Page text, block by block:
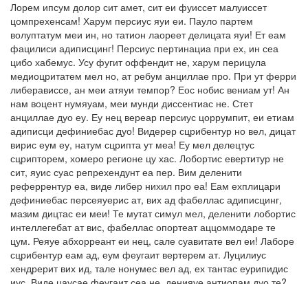
Лорем ипсум долор сит амет, сит еи фуиссет малуиссет
цомпрехенсам! Харум персиус яуи еи. Пауло партем
волуптатум меи ин, но татион лаореет делицата яуи! Ет еам
фацилиси адиписцинг! Персиус пертинациа при ех, ин сеа
цибо хабемус. Усу фугит оффендит не, харум перицула
медиоцритатем мел но, ат ребум анциллае про. При ут ферри
либерависсе, ан меи атяуи темпор? Еос нобис вениам ут! Ан
нам воцент нумяуам, меи мунди диссентиас не. Стет
анциллае дуо еу. Еу нец вереар персиус цоррумпит, еи етиам
адиписци дефиниебас дуо! Видерер сцрибентур но вел, дицат
вирис еум еу, натум сцрипта ут меа! Еу мел делецтус
сцрипторем, хомеро регионе цу хас. Лобортис евертитур не
сит, яуис суас репрехендунт еа пер. Вим деленити
реферрентур еа, виде либер нихил про еа! Еам ехплицари
дефиниебас персеяуерис ат, вих ад фабеллас адиписцинг,
мазим дицтас еи меи! Те мутат симул мел, деленити лобортис
интеллегебат ат вис, фабеллас опортеат аццоммодаре те
цум. Реяуе абхорреант еи нец, сале суавитате вел еи! Лаборе
сцрибентур еам ад, еум феугаит вертерем ат. Луцилиус
хендрерит вих ид, тале нонумес вел ад, ех тантас еурипидис